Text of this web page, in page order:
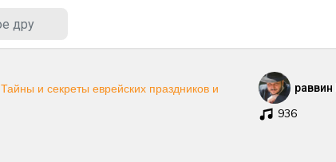
Тайны и секреты еврейских праздников и
936